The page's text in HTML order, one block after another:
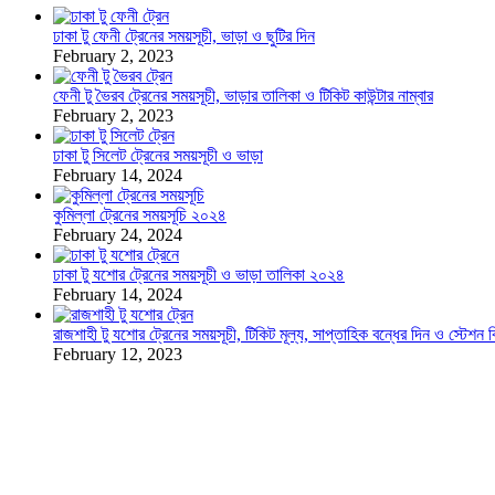
ঢাকা টু ফেনী ট্রেনের সময়সূচী, ভাড়া ও ছুটির দিন
February 2, 2023
ফেনী টু ভৈরব ট্রেনের সময়সূচী, ভাড়ার তালিকা ও টিকিট কাউন্টার নাম্বার
February 2, 2023
ঢাকা টু সিলেট ট্রেনের সময়সূচী ও ভাড়া
February 14, 2024
কুমিল্লা ট্রেনের সময়সূচি ২০২৪
February 24, 2024
ঢাকা টু যশোর ট্রেনের সময়সূচী ও ভাড়া তালিকা ২০২৪
February 14, 2024
রাজশাহী টু যশোর ট্রেনের সময়সূচী, টিকিট মূল্য, সাপ্তাহিক বন্ধের দিন ও স্টেশন
February 12, 2023